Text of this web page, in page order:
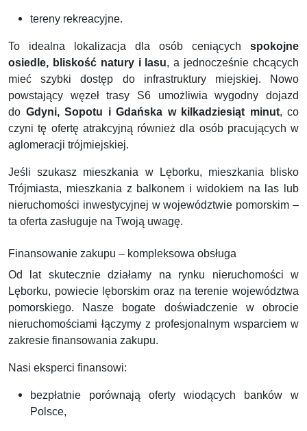
tereny rekreacyjne.
To idealna lokalizacja dla osób ceniących spokojne
osiedle, bliskość natury i lasu, a jednocześnie chcących
mieć szybki dostęp do infrastruktury miejskiej. Nowo
powstający węzeł trasy S6 umożliwia wygodny dojazd
do Gdyni, Sopotu i Gdańska w kilkadziesiąt minut, co
czyni tę ofertę atrakcyjną również dla osób pracujących w
aglomeracji trójmiejskiej.
Jeśli szukasz mieszkania w Lęborku, mieszkania blisko
Trójmiasta, mieszkania z balkonem i widokiem na las lub
nieruchomości inwestycyjnej w województwie pomorskim –
ta oferta zasługuje na Twoją uwagę.
Finansowanie zakupu – kompleksowa obsługa
Od lat skutecznie działamy na rynku nieruchomości w
Lęborku, powiecie lęborskim oraz na terenie województwa
pomorskiego. Nasze bogate doświadczenie w obrocie
nieruchomościami łączymy z profesjonalnym wsparciem w
zakresie finansowania zakupu.
Nasi eksperci finansowi:
bezpłatnie porównają oferty wiodących banków w
Polsce,